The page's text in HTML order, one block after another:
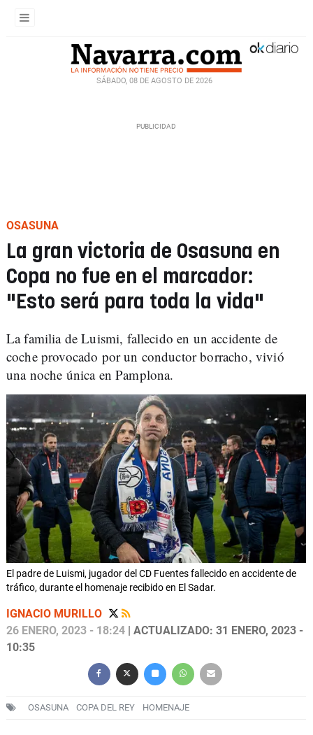
SÁBADO, 08 DE AGOSTO DE 2026
OSASUNA
La gran victoria de Osasuna en
Copa no fue en el marcador:
"Esto será para toda la vida"
La familia de Luismi, fallecido en un accidente de
coche provocado por un conductor borracho, vivió
una noche única en Pamplona.
El padre de Luismi, jugador del CD Fuentes fallecido en accidente de
tráfico, durante el homenaje recibido en El Sadar.
IGNACIO MURILLO
26 ENERO, 2023 - 18:24 | ACTUALIZADO: 31 ENERO, 2023 -
10:35
OSASUNA COPA DEL REY HOMENAJE